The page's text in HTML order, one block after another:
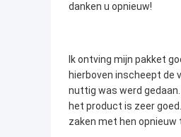
danken u opnieuw!
Ik ontving mijn pakket
hierboven inscheept de
nuttig was werd
het product is zeer
zaken met hen opnieuw